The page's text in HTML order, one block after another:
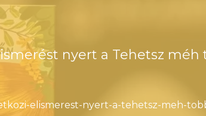
nyert a Tehetsz méh
elismerest-nyert-a-tehetsz-meh-